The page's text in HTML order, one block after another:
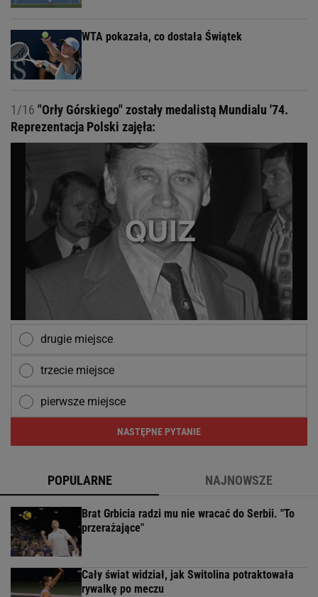
WTA pokazała, co dostała Świątek
1/16 "Orły Górskiego" zostały medalistą Mundialu '74.
Reprezentacja Polski zajęła:
drugie miejsce
trzecie miejsce
pierwsze miejsce
NASTĘPNE PYTANIE
POPULARNE NAJNOWSZE
Brat Grbicia radzi mu nie wracać do Serbii. "To
przerażające"
Cały świat widział, jak Switolina potraktowała
rywalkę po meczu